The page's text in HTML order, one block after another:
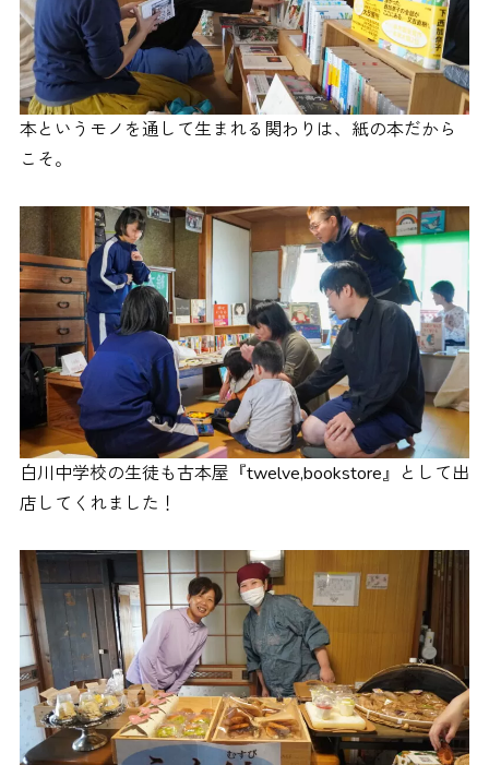
本というモノを通して生まれる関わりは、紙の本だから
こそ。
白川中学校の生徒も古本屋『twelve,bookstore』として出
店してくれました！